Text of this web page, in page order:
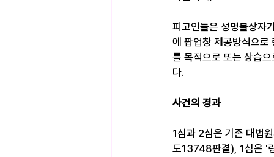
피고인들은 성명불상자
에 팝업창 제공방식으로
를 목적으로 또는 상습
다.
사건의 경과
1심과 2심은 기존 대법
도13748판결), 1심은 '